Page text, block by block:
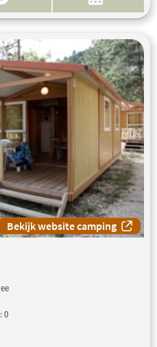
Bekijk website camping
0